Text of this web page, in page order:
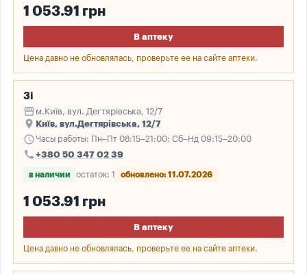
1 053.91 грн
В аптеку
Цена давно не обновлялась, проверьте ее на сайте аптеки.
3і
storefront м.Київ, вул. Дегтярівська, 12/7
place Київ, вул.Дегтярівська, 12/7
scheduleЧасы работы: Пн–Пт 08:15–21:00; Сб–Нд 09:15–20:00
call +380 50 347 02 39
в наличии остаток: 1 обновлено: 11.07.2026
1 053.91 грн
В аптеку
Цена давно не обновлялась, проверьте ее на сайте аптеки.